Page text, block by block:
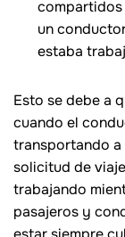
un
estaba
Esto se debe a
cuando el
transportando a
solicitud de
trabajando
pasajeros y